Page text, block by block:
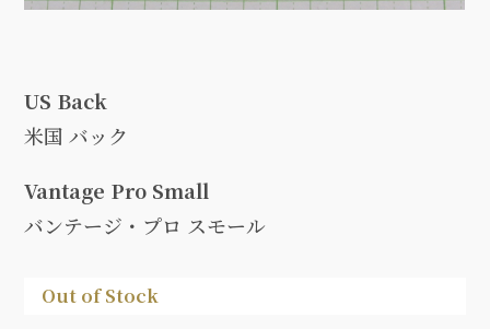
US Back
米国 バック
Vantage Pro Small
バンテージ・プロ スモール
Out of Stock